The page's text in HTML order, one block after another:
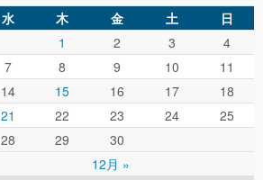
水 木 金 土 日
12月 »
1 2 3
4
7 8 9 10
11
14 15 16 17
18
21 22 23 24
25
28 29 30